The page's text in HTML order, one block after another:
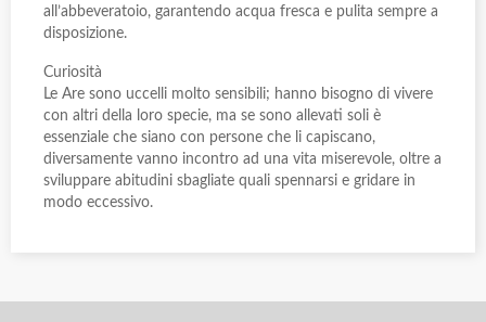
all’abbeveratoio, garantendo acqua fresca e pulita sempre a
disposizione.
Curiosità
Le Are sono uccelli molto sensibili; hanno bisogno di vivere
con altri della loro specie, ma se sono allevati soli è
essenziale che siano con persone che li capiscano,
diversamente vanno incontro ad una vita miserevole, oltre a
sviluppare abitudini sbagliate quali spennarsi e gridare in
modo eccessivo.